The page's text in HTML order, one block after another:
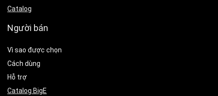
Catalog
Người bán
Vì sao được chọn
Cách dùng
Hỗ trợ
Catalog BigE